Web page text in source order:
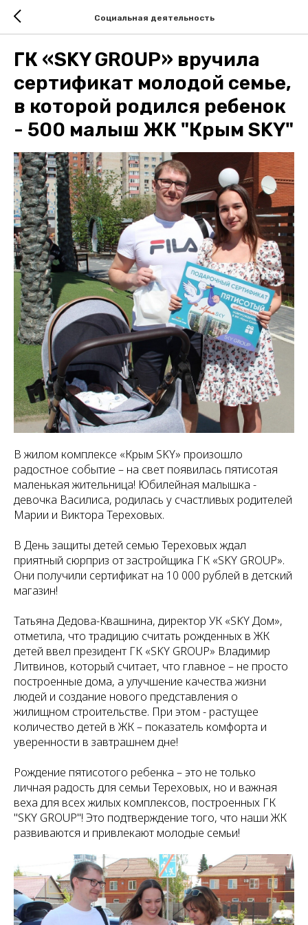
Социальная деятельность
ГК «SKY GROUP» вручила
сертификат молодой семье,
в которой родился ребенок
- 500 малыш ЖК "Крым SKY"
В жилом комплексе «Крым SKY» произошло
радостное событие – на свет появилась пятисотая
маленькая жительница! Юбилейная малышка -
девочка Василиса, родилась у счастливых родителей
Марии и Виктора Тереховых.
В День защиты детей семью Тереховых ждал
приятный сюрприз от застройщика ГК «SKY GROUP».
Они получили сертификат на 10 000 рублей в детский
магазин!
Татьяна Дедова-Квашнина, директор УК «SKY Дом»,
отметила, что традицию считать рожденных в ЖК
детей ввел президент ГК «SKY GROUP» Владимир
Литвинов, который считает, что главное – не просто
построенные дома, а улучшение качества жизни
людей и создание нового представления о
жилищном строительстве. При этом - растущее
количество детей в ЖК – показатель комфорта и
уверенности в завтрашнем дне!
Рождение пятисотого ребенка – это не только
личная радость для семьи Тереховых, но и важная
веха для всех жилых комплексов, построенных ГК
"SKY GROUP"! Это подтверждение того, что наши ЖК
развиваются и привлекают молодые семьи!